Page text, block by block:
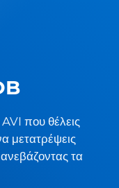
AVI που θέλεις
μετατρέψεις
τα